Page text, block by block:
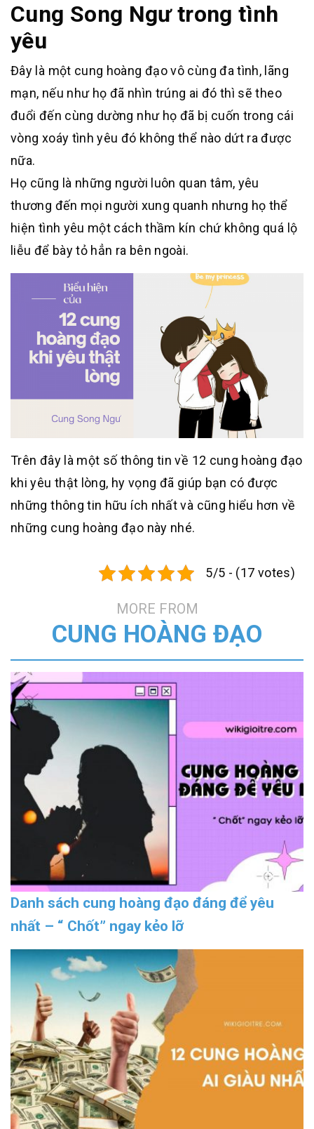
Cung Song Ngư trong tình
yêu
Đây là một cung hoàng đạo vô cùng đa tình, lãng
mạn, nếu như họ đã nhìn trúng ai đó thì sẽ theo
đuổi đến cùng dường như họ đã bị cuốn trong cái
vòng xoáy tình yêu đó không thể nào dứt ra được
nữa.
Họ cũng là những người luôn quan tâm, yêu
thương đến mọi người xung quanh nhưng họ thể
hiện tình yêu một cách thầm kín chứ không quá lộ
liễu để bày tỏ hẳn ra bên ngoài.
Trên đây là một số thông tin về 12 cung hoàng đạo
khi yêu thật lòng, hy vọng đã giúp bạn có được
những thông tin hữu ích nhất và cũng hiểu hơn về
những cung hoàng đạo này nhé.
5/5 - (17 votes)
MORE FROM
CUNG HOÀNG ĐẠO
Danh sách cung hoàng đạo đáng để yêu
nhất – “ Chốt” ngay kẻo lỡ